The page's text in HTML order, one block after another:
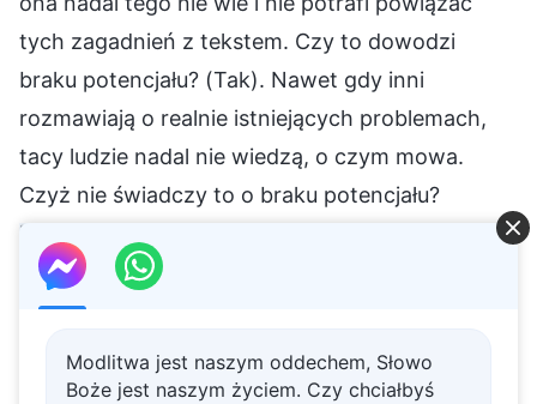
Modlitwa jest naszym oddechem, Słowo
Boże jest naszym życiem. Czy chciałbyś